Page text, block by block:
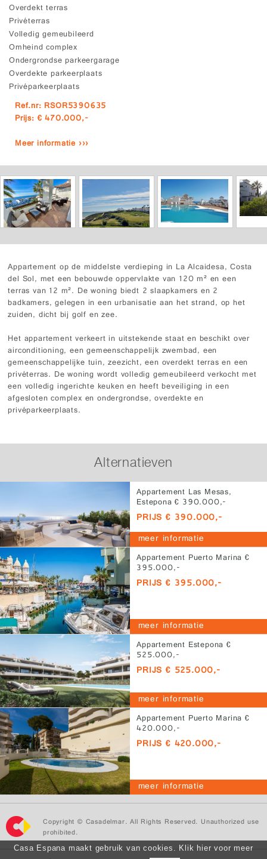
Overdekt terras
Privéterras
Volledig gemeubileerd
Omheind complex
Ondergrondse parkeergarage
Overdekte parkeerplaats
Privéparkeerplaats
Ref.nr: RSOR5390635
Prijs: € 470.000,-
Meer informatie ›››
Appartement op de middelste verdieping in La Alcaidesa, Costa
del Sol, met een bebouwde oppervlakte van 120 m² en een
terras van 12 m². De woning biedt 2 slaapkamers en 2
badkamers, gelegen in een urbanisatie aan het strand, op het
zuiden, dicht bij golf en zee.
Het appartement verkeert in uitstekende staat en beschikt over
airconditioning, een gemeenschappelijk zwembad, een
gemeenschappelijke tuin, zeezicht, een overdekt terras en een
privéterras. De woning wordt volledig gemeubileerd verkocht met
een volledig ingerichte keuken en heeft beveiliging in een
afgesloten complex en ondergrondse, overdekte en
privéparkeerplaats.
Alternatieven
Appartement Las Mesas,
Estepona € 390.000,-
PRIJS € 390.000,-
meer informatie
Appartement Puerto Marina €
395.000,-
PRIJS € 395.000,-
meer informatie
Appartement Estepona €
525.000,-
PRIJS € 525.000,-
meer informatie
Appartement Puerto Marina €
420.000,-
PRIJS € 420.000,-
meer informatie
Copyright © Casadelmar. All Rights Reserved. Unauthorized use
prohibited.
Casa Espana maakt gebruik van cookies. Klik hier voor meer